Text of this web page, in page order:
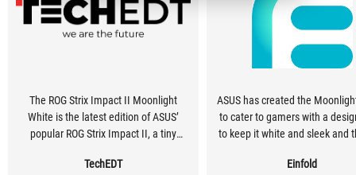
The ROG Strix Impact II Moonlight
White is the latest edition of ASUS’
popular ROG Strix Impact II, a tiny
mouse that has won a few accolades
TechEDT
ASUS has created the
to cater to gamers with a
to keep it white and sleek and
good choice for gamers
Einfold